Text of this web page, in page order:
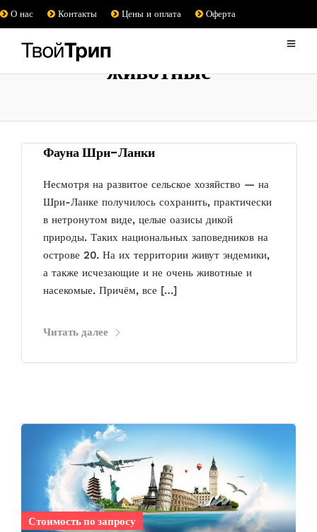
О нас Контакты Цены и оплата Оферта
животные
Фауна Шри-Ланки
Несмотря на развитое сельское хозяйство — на
Шри-Ланке получилось сохранить, практически
в нетронутом виде, целые оазисы дикой
природы. Таких национальных заповедников на
острове 20. На их территории живут эндемики,
а также исчезающие и не очень животные и
насекомые. Причём, все […]
Читать далее
Стоимость по запросу